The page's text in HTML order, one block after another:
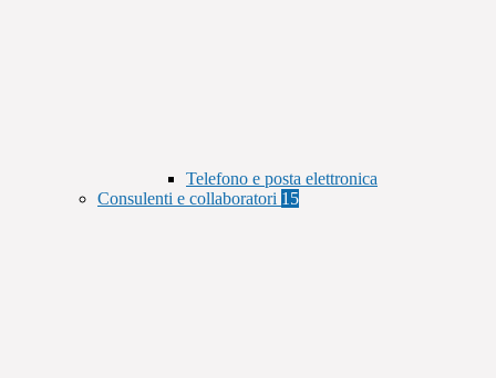
Telefono e posta elettronica
Consulenti e collaboratori 15